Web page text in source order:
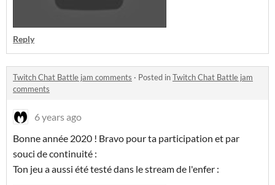
Reply
Twitch Chat Battle jam comments · Posted inTwitch Chat Battle jam
comments
6 years ago
Bonne année 2020 ! Bravo pour ta participation et par
souci de continuité :
Ton jeu a aussi été testé dans le stream de l'enfer :